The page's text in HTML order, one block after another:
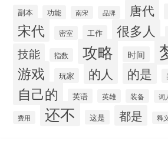
副本 功能 南宋 品牌 唐代
宋代 密室 工作 很多人
技能
指数 攻略 时间
游戏 玩家 的人 的是
自己的 英语 英雄 装备 词
费用 还不 这是 都是 释义